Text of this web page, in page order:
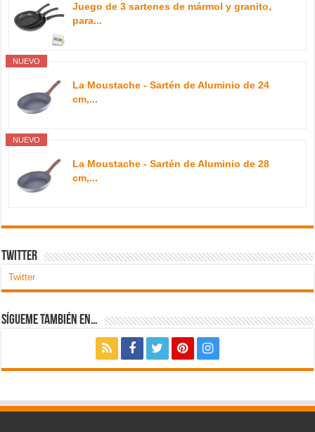
Juego de 3 sartenes de mármol y granito,
para...
NUEVO
La Moustache - Sartén de Aluminio de 24
cm,...
NUEVO
La Moustache - Sartén de Aluminio de 28
cm,...
Twitter
Twitter
Sígueme también en…